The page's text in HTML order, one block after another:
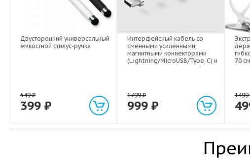
Двусторонний универсальный
емкостной стилус-ручка
549₽
399 ₽
Интерфейсный кабель со
сменными усиленными
магнитными коннекторами
(Lightning/MicroUSB/Type-C) и
световым индикатором 1м
1799₽
999₽
70
1499